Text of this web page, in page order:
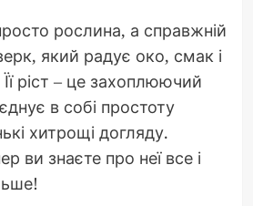
рослина, а справжній
який радує око, смак і
Її ріст – це захоплюючий
в собі простоту
хитрощі догляду.
ви знаєте про неї все і